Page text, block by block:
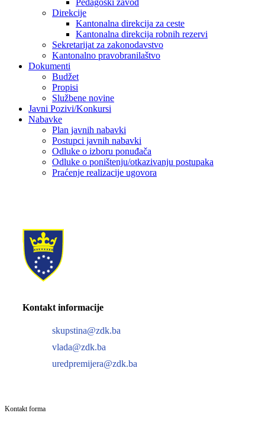
Pedagoški zavod
Direkcije
Kantonalna direkcija za ceste
Kantonalna direkcija robnih rezervi
Sekretarijat za zakonodavstvo
Kantonalno pravobranilaštvo
Dokumenti
Budžet
Propisi
Službene novine
Javni Pozivi/Konkursi
Nabavke
Plan javnih nabavki
Postupci javnih nabavki
Odluke o izboru ponuđača
Odluke o poništenju/otkazivanju postupaka
Praćenje realizacije ugovora
Kontakt informacije
skupstina@zdk.ba
vlada@zdk.ba
uredpremijera@zdk.ba
Kontakt forma